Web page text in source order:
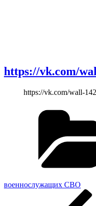
https://vk.com/
https://vk.com/wall-
военнослужащих СВО